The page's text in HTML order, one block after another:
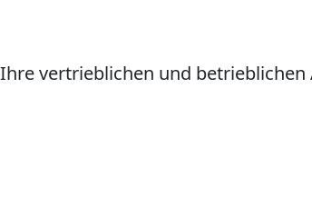
vertrieblichen und betrieblichen